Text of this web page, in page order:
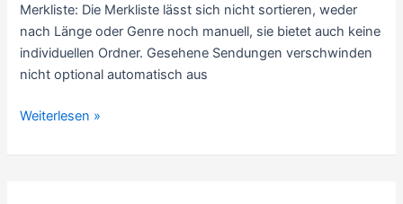
von
Hermann
Schreiber
(1999)
7/10
Merkliste: Die Merkliste lässt sich nicht sortieren, weder
nach Länge oder Genre noch manuell, sie bietet auch keine
individuellen Ordner. Gesehene Sendungen verschwinden
nicht optional automatisch aus
App-
ARD
Weiterlesen »